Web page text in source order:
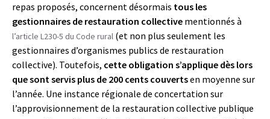
repas proposés, concernent désormais tous les
gestionnaires de restauration collective mentionnés à
l’article L230-5 du Code rural (et non plus seulement les
gestionnaires d’organismes publics de restauration
collective). Toutefois, cette obligation s’applique dès lors
que sont servis plus de 200 cents couvertsen moyenne sur
l’année. Une instance régionale de concertation sur
l’approvisionnement de la restauration collective publique